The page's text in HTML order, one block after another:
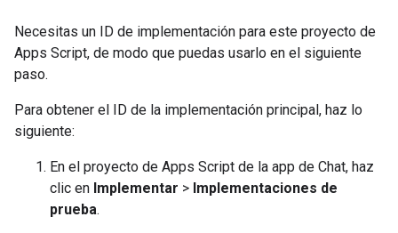
Necesitas un ID de implementación para este proyecto de
Apps Script, de modo que puedas usarlo en el siguiente
paso.
Para obtener el ID de la implementación principal, haz lo
siguiente:
En el proyecto de Apps Script de la app de Chat, haz
clic en Implementar > Implementaciones de
prueba.